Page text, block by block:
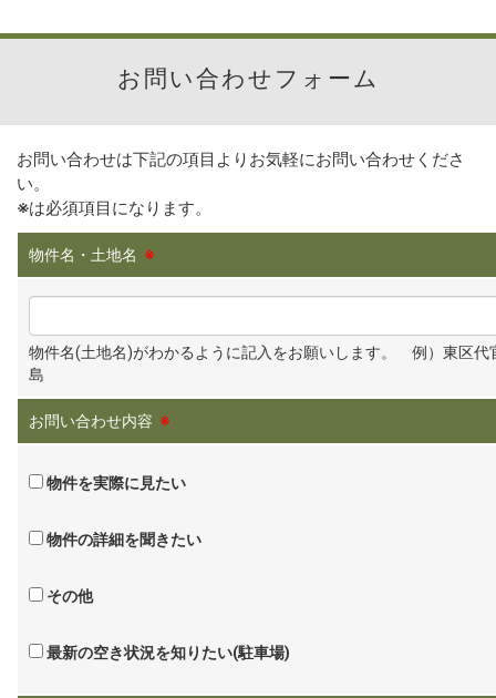
お問い合わせフォーム
お問い合わせは下記の項目よりお気軽にお問い合わせくださ
い。
※は必須項目になります。
物件名・土地名 ※
物件名(土地名)がわかるように記入をお願いします。 例）東区代
島
お問い合わせ内容 ※
物件を実際に見たい
物件の詳細を聞きたい
その他
最新の空き状況を知りたい(駐車場)